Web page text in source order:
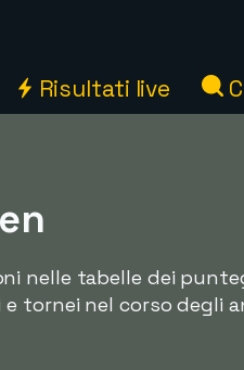
Risultati live
nelle tabelle dei
tornei nel corso degli